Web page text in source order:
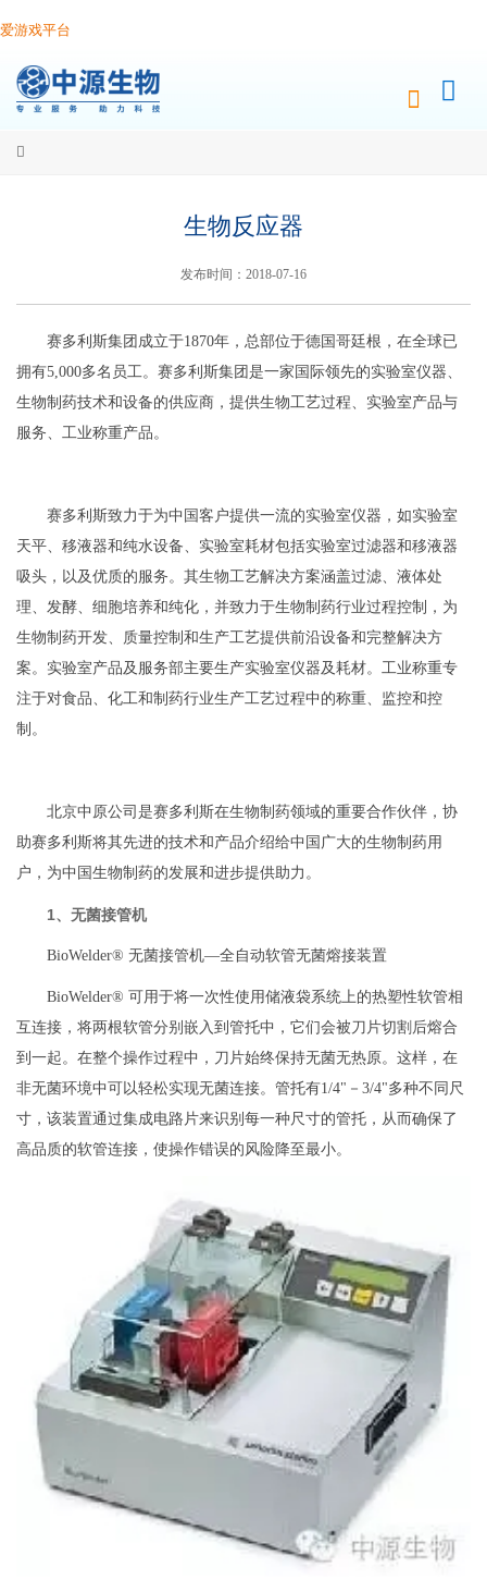
爱游戏平台
生物反应器
发布时间：2018-07-16
赛多利斯集团成立于1870年，总部位于德国哥廷根，在全球已
拥有5,000多名员工。赛多利斯集团是一家国际领先的实验室仪器、
生物制药技术和设备的供应商，提供生物工艺过程、实验室产品与
服务、工业称重产品。
赛多利斯致力于为中国客户提供一流的实验室仪器，如实验室
天平、移液器和纯水设备、实验室耗材包括实验室过滤器和移液器
吸头，以及优质的服务。其生物工艺解决方案涵盖过滤、液体处
理、发酵、细胞培养和纯化，并致力于生物制药行业过程控制，为
生物制药开发、质量控制和生产工艺提供前沿设备和完整解决方
案。实验室产品及服务部主要生产实验室仪器及耗材。工业称重专
注于对食品、化工和制药行业生产工艺过程中的称重、监控和控
制。
北京中原公司是赛多利斯在生物制药领域的重要合作伙伴，协
助赛多利斯将其先进的技术和产品介绍给中国广大的生物制药用
户，为中国生物制药的发展和进步提供助力。
1、无菌接管机
BioWelder® 无菌接管机—全自动软管无菌熔接装置
BioWelder® 可用于将一次性使用储液袋系统上的热塑性软管相
互连接，将两根软管分别嵌入到管托中，它们会被刀片切割后熔合
到一起。在整个操作过程中，刀片始终保持无菌无热原。这样，在
非无菌环境中可以轻松实现无菌连接。管托有1/4"－3/4"多种不同尺
寸，该装置通过集成电路片来识别每一种尺寸的管托，从而确保了
高品质的软管连接，使操作错误的风险降至最小。